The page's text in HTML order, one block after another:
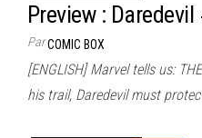
Preview :
ParCOMIC BOX
[ENGLISH] Marvel tells us:
his trail, Daredevil must